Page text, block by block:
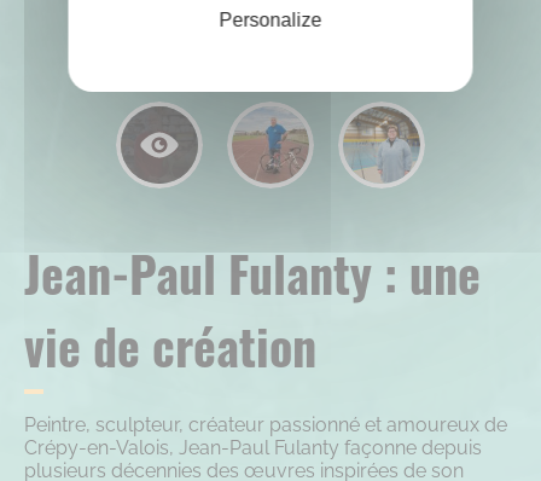
Jean-Paul Fulanty : une
vie de création
Peintre, sculpteur, créateur passionné et amoureux de
Crépy-en-Valois, Jean-Paul Fulanty façonne depuis
plusieurs décennies des œuvres inspirées de son
Personalize